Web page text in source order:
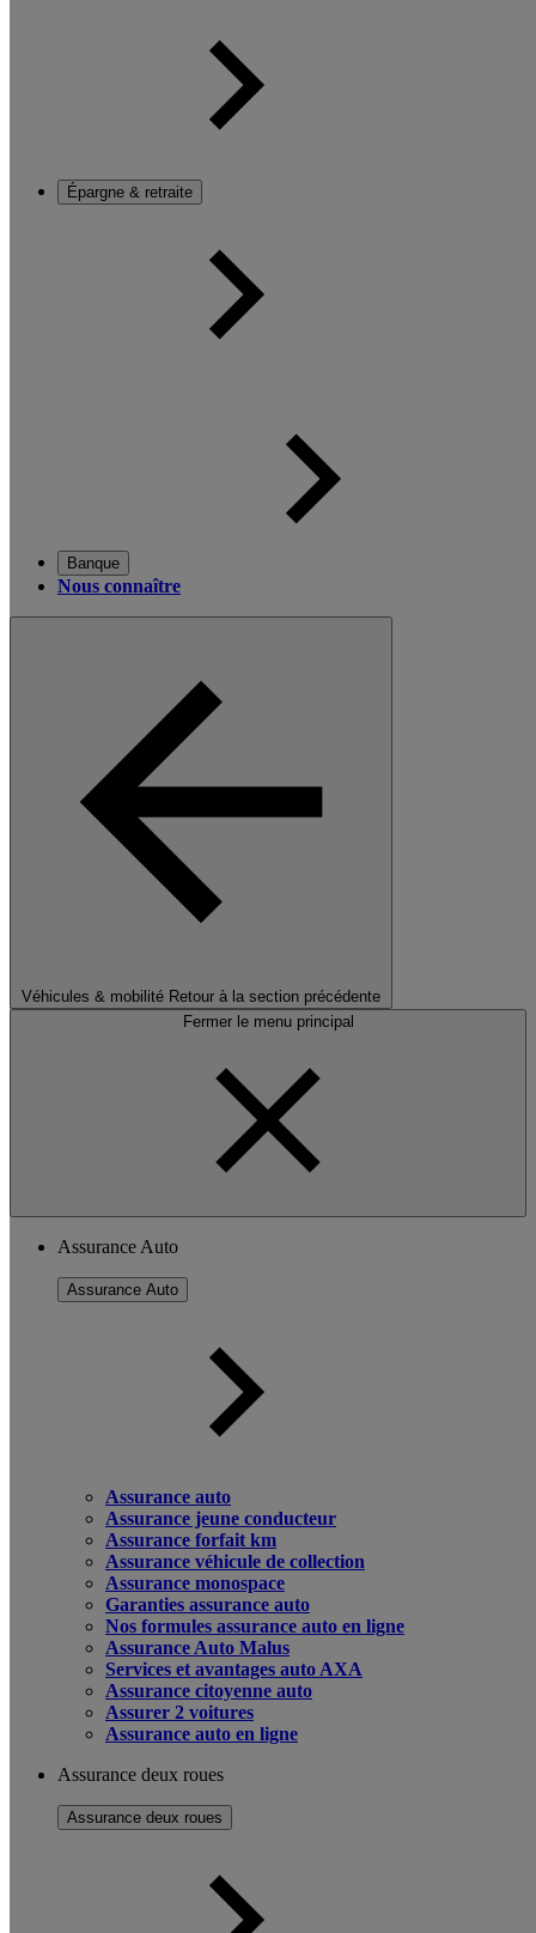
Épargne & retraite
Banque
Nous connaître
Véhicules & mobilité Retour à la section précédente
Fermer le menu principal
Assurance Auto
Assurance Auto
Assurance auto
Assurance jeune conducteur
Assurance forfait km
Assurance véhicule de collection
Assurance monospace
Garanties assurance auto
Nos formules assurance auto en ligne
Assurance Auto Malus
Services et avantages auto AXA
Assurance citoyenne auto
Assurer 2 voitures
Assurance auto en ligne
Assurance deux roues
Assurance deux roues